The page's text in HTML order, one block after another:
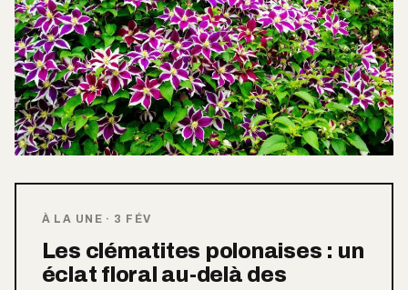
À LA UNE · 3 FÉV
Les clématites polonaises : un
éclat floral au-delà des